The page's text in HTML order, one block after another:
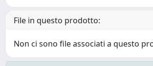
File in questo prodotto:
Non ci sono file associati a questo